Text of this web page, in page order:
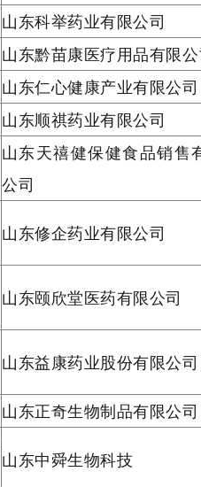
山东科举药业有限公司
山东黔苗康医疗用品有限
山东仁心健康产业有限公司
山东顺祺药业有限公司
山东天禧健保健食品销售
公司
山东修企药业有限公司
山东颐欣堂医药有限公司
山东益康药业股份有限公司
山东正奇生物制品有限公司
山东中舜生物科技